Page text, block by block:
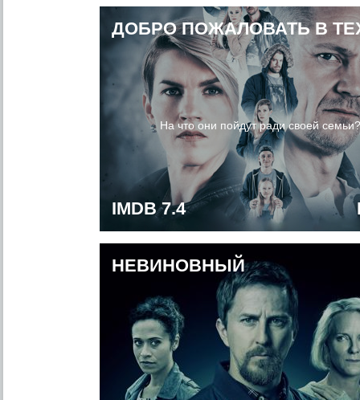
ДОБРО ПОЖАЛОВАТЬ В
На что они пойдут ради своей семьи?
IMDB 7.4
НЕВИНОВНЫЙ